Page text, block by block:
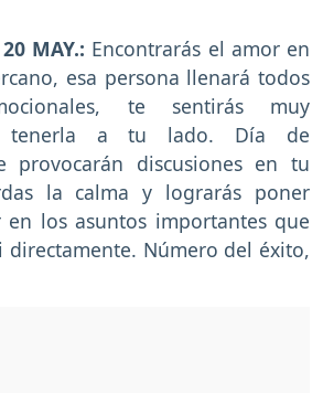
MAY.: Encontrarás el amor en
esa persona llenará todos
te sentirás muy
tenerla a tu lado. Día de
provocarán discusiones en tu
la calma y lograrás poner
en los asuntos importantes que
directamente. Número del éxito,